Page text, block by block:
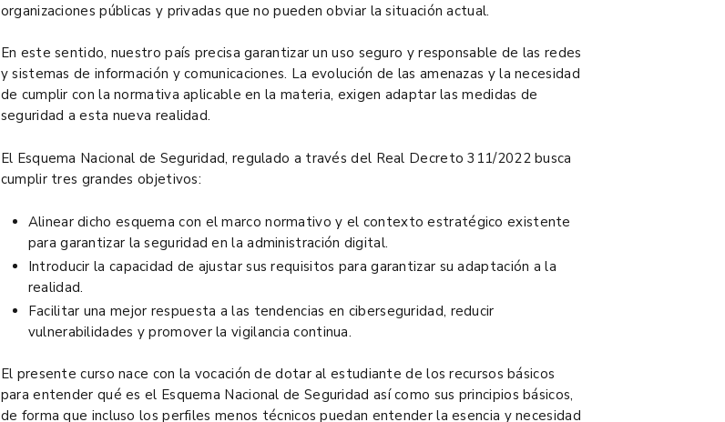
organizaciones públicas y privadas que no pueden obviar la situación actual.
En este sentido, nuestro país precisa garantizar un uso seguro y responsable de las redes
y sistemas de información y comunicaciones. La evolución de las amenazas y la necesidad
de cumplir con la normativa aplicable en la materia, exigen adaptar las medidas de
seguridad a esta nueva realidad.
El Esquema Nacional de Seguridad, regulado a través del Real Decreto 311/2022 busca
cumplir tres grandes objetivos:
Alinear dicho esquema con el marco normativo y el contexto estratégico existente
para garantizar la seguridad en la administración digital.
Introducir la capacidad de ajustar sus requisitos para garantizar su adaptación a la
realidad.
Facilitar una mejor respuesta a las tendencias en ciberseguridad, reducir
vulnerabilidades y promover la vigilancia continua.
El presente curso nace con la vocación de dotar al estudiante de los recursos básicos
para entender qué es el Esquema Nacional de Seguridad así como sus principios básicos,
de forma que incluso los perfiles menos técnicos puedan entender la esencia y necesidad